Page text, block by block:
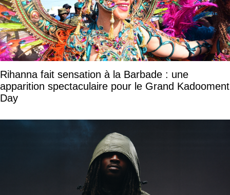
Rihanna fait sensation à la Barbade : une
apparition spectaculaire pour le Grand Kadooment
Day